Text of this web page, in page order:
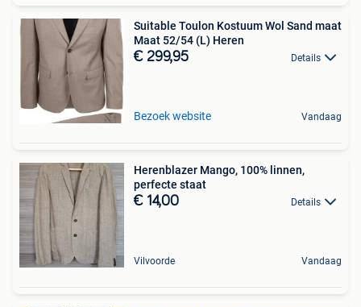
Suitable Toulon Kostuum Wol Sand maat
Maat 52/54 (L) Heren
€ 299,95 Details
Bezoek website Vandaag
Herenblazer Mango, 100% linnen,
perfecte staat
€ 14,00 Details
Vilvoorde Vandaag